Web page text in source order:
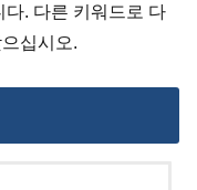
. 다른 키워드로 다
십시오.